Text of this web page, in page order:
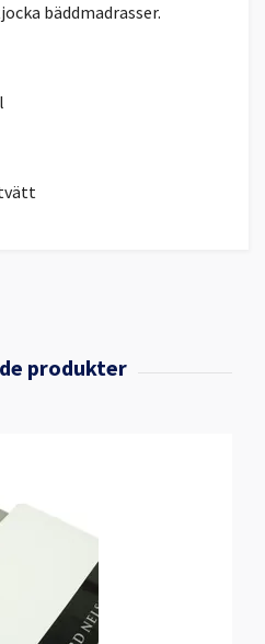
bäddmadrasser.